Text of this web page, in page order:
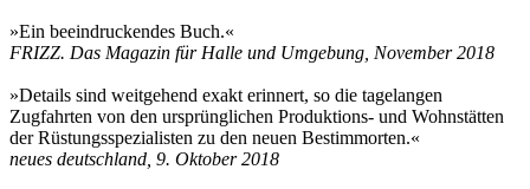
»Ein beeindruckendes Buch.«
FRIZZ. Das Magazin für Halle und Umgebung, November 2018
»Details sind weitgehend exakt erinnert, so die tagelangen
Zugfahrten von den ursprünglichen Produktions- und Wohnstätten
der Rüstungsspezialisten zu den neuen Bestimmorten.«
neues deutschland, 9. Oktober 2018